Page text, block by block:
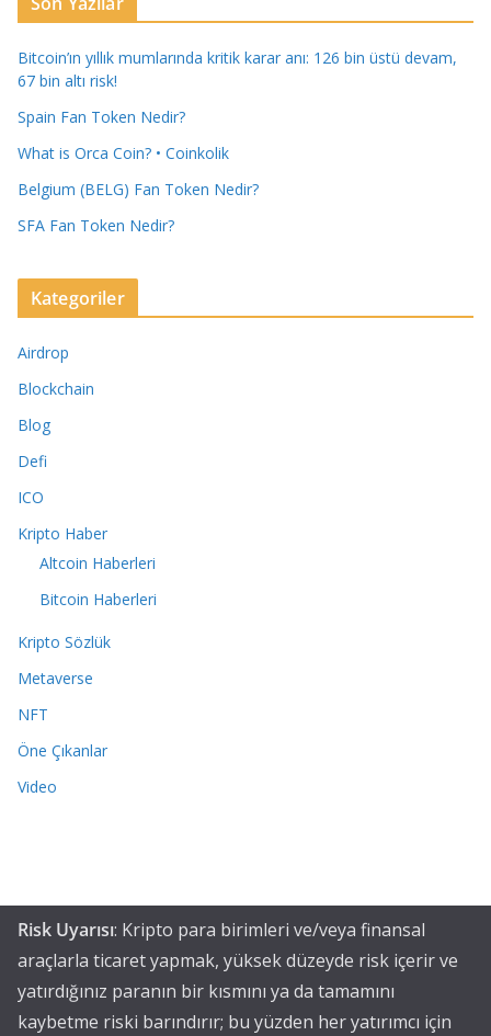
Bitcoin’ın yıllık mumlarında kritik karar anı: 126 bin üstü devam,
67 bin altı risk!
Spain Fan Token Nedir?
What is Orca Coin? • Coinkolik
Belgium (BELG) Fan Token Nedir?
SFA Fan Token Nedir?
Kategoriler
Airdrop
Blockchain
Blog
Defi
ICO
Kripto Haber
Altcoin Haberleri
Bitcoin Haberleri
Kripto Sözlük
Metaverse
NFT
Öne Çıkanlar
Video
Risk Uyarısı: Kripto para birimleri ve/veya finansal
araçlarla ticaret yapmak, yüksek düzeyde risk içerir ve
yatırdığınız paranın bir kısmını ya da tamamını
kaybetme riski barındırır; bu yüzden her yatırımcı için